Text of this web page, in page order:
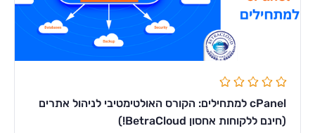
cPanel למתחילים: הקורס האולטימטיבי לניהול אתרים
(חינם ללקוחות אחסון BetraCloud!)